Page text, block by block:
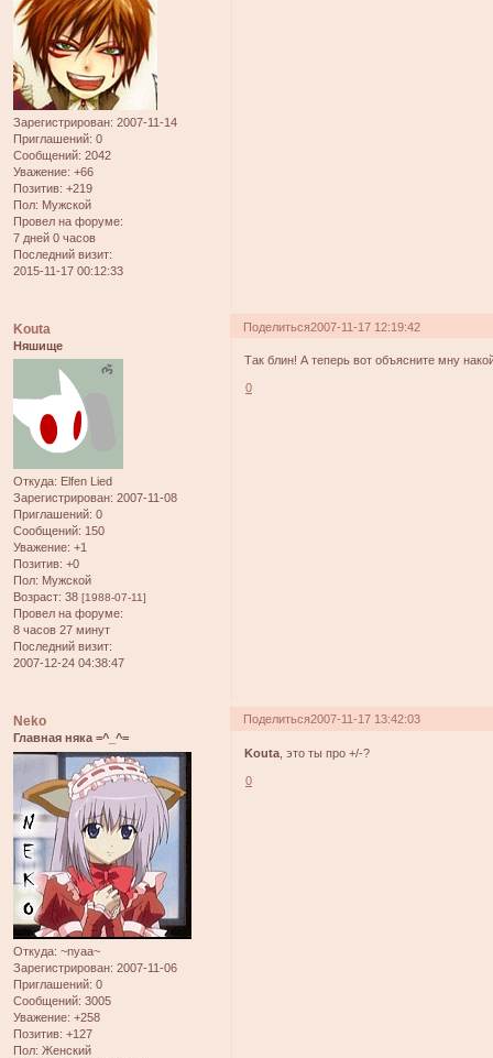
Зарегистрирован: 2007-11-14
Приглашений: 0
Сообщений: 2042
Уважение: +66
Позитив: +219
Пол: Мужской
Провел на форуме:
7 дней 0 часов
Последний визит:
2015-11-17 00:12:33
Поделиться2007-11-17 12:19:42
Kouta
Няшище
Откуда: Elfen Lied
Зарегистрирован: 2007-11-08
Приглашений: 0
Сообщений: 150
Уважение: +1
Позитив: +0
Пол: Мужской
Возраст: 38 [1988-07-11]
Провел на форуме:
8 часов 27 минут
Последний визит:
2007-12-24 04:38:47
Так блин! А теперь вот объясните мну
0
Поделиться2007-11-17 13:42:03
Neko
Главная няка =^_^=
Откуда: ~nyaa~
Зарегистрирован: 2007-11-06
Приглашений: 0
Сообщений: 3005
Уважение: +258
Позитив: +127
Пол: Женский
Kouta , это ты про +/-?
0